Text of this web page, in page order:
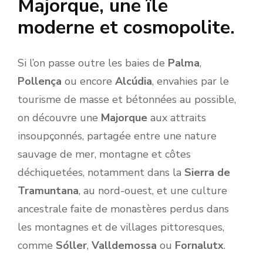
Majorque, une île
moderne et cosmopolite.
Si l’on passe outre les baies de Palma,
Pollença ou encore Alcúdia, envahies par le
tourisme de masse et bétonnées au possible,
on découvre une Majorque aux attraits
insoupçonnés, partagée entre une nature
sauvage de mer, montagne et côtes
déchiquetées, notamment dans la Sierra de
Tramuntana, au nord-ouest, et une culture
ancestrale faite de monastères perdus dans
les montagnes et de villages pittoresques,
comme Sóller, Valldemossa ou Fornalutx.